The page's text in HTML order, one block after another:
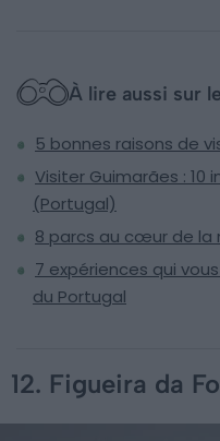
À lire aussi sur
5 bonnes raisons de
Visiter Guimarães :
(Portugal)
8 parcs au cœur de la
7 expériences qui
du Portugal
12. Figueira da